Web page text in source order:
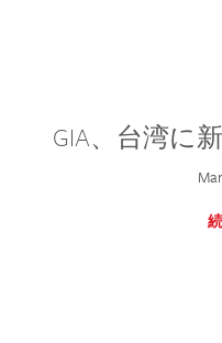
GIA、台湾に